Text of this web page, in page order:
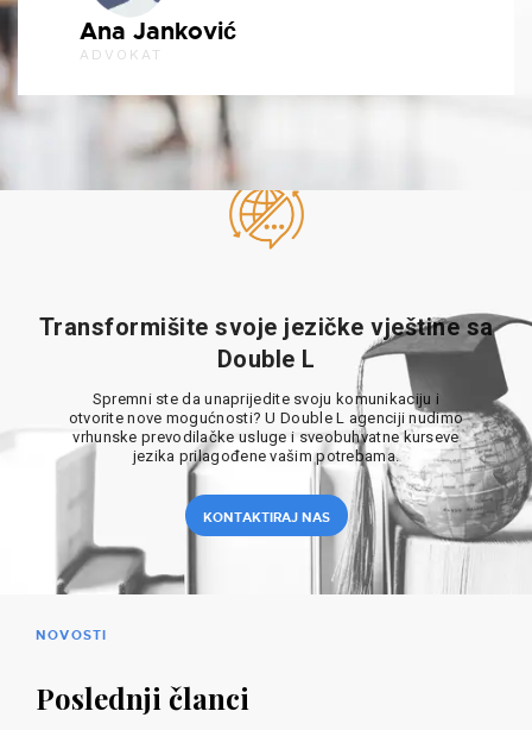
Ana Janković
ADVOKAT
Transformišite svoje jezičke vještine sa
Double L
Spremni ste da unaprijedite svoju komunikaciju i
otvorite nove mogućnosti? U Double L agenciji nudimo
vrhunske prevodilačke usluge i sveobuhvatne kurseve
jezika prilagođene vašim potrebama.
KONTAKTIRAJ NAS
NOVOSTI
Poslednji članci